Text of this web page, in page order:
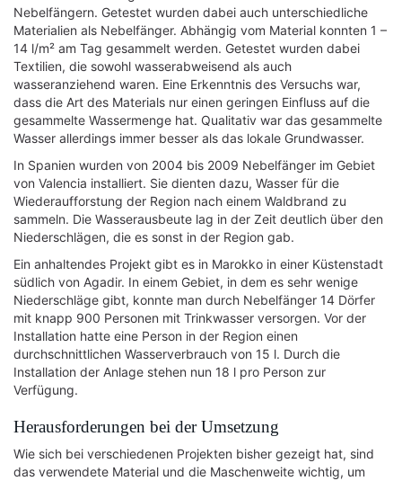
Nebelfängern. Getestet wurden dabei auch unterschiedliche
Materialien als Nebelfänger. Abhängig vom Material konnten 1 –
14 l/m² am Tag gesammelt werden. Getestet wurden dabei
Textilien, die sowohl wasserabweisend als auch
wasseranziehend waren. Eine Erkenntnis des Versuchs war,
dass die Art des Materials nur einen geringen Einfluss auf die
gesammelte Wassermenge hat. Qualitativ war das gesammelte
Wasser allerdings immer besser als das lokale Grundwasser.
In Spanien wurden von 2004 bis 2009 Nebelfänger im Gebiet
von Valencia installiert. Sie dienten dazu, Wasser für die
Wiederaufforstung der Region nach einem Waldbrand zu
sammeln. Die Wasserausbeute lag in der Zeit deutlich über den
Niederschlägen, die es sonst in der Region gab.
Ein anhaltendes Projekt gibt es in Marokko in einer Küstenstadt
südlich von Agadir. In einem Gebiet, in dem es sehr wenige
Niederschläge gibt, konnte man durch Nebelfänger 14 Dörfer
mit knapp 900 Personen mit Trinkwasser versorgen. Vor der
Installation hatte eine Person in der Region einen
durchschnittlichen Wasserverbrauch von 15 l. Durch die
Installation der Anlage stehen nun 18 l pro Person zur
Verfügung.
Herausforderungen bei der Umsetzung
Wie sich bei verschiedenen Projekten bisher gezeigt hat, sind
das verwendete Material und die Maschenweite wichtig, um